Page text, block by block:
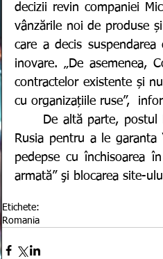
decizii revin companiei
vânzările noi de produse
care a decis
inovare. „De asemenea,
contractelor existente și
cu organizațiile ruse”,
Rusia pentru a le garanta
pedepse cu închisoarea
armată” şi blocarea site-
Etichete:
Romania